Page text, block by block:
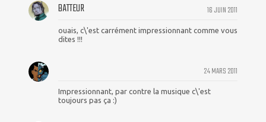
16 JUIN 2011
BATTEUR
ouais, c\'est carrément impressionnant comme vous
dites !!!
24 MARS 2011
Impressionnant, par contre la musique c\'est
toujours pas ça :)